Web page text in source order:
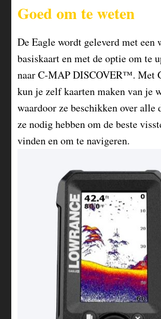
Goed om te weten
De Eagle wordt geleverd met een
basiskaart en met de optie om te
naar C-MAP DISCOVER™. Met
kun je zelf kaarten maken van je
waardoor ze beschikken over alle
ze nodig hebben om de beste
vinden en om te navigeren.